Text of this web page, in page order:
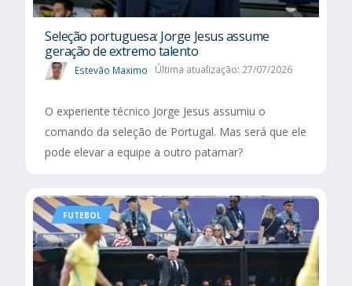
Seleção portuguesa: Jorge Jesus assume
geração de extremo talento
Estevão Maximo Última atualização: 27/07/2026
O experiente técnico Jorge Jesus assumiu o
comando da seleção de Portugal. Mas será que ele
pode elevar a equipe a outro patamar?
FUTEBOL